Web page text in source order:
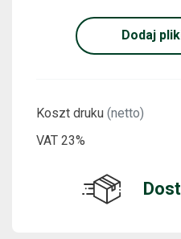
Dodaj
Koszt druku (netto)
VAT 23%